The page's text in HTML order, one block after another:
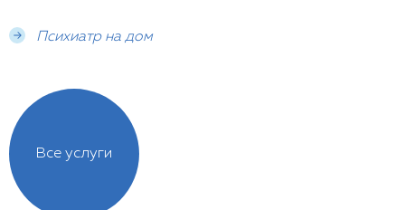
Психиатр на дом
Все услуги